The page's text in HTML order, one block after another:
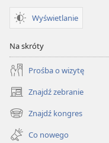
Wyświetlanie
Na skróty
Prośba o wizytę
Znajdź zebranie
(opens
new
window)
Znajdź kongres
(opens
new Co nowego